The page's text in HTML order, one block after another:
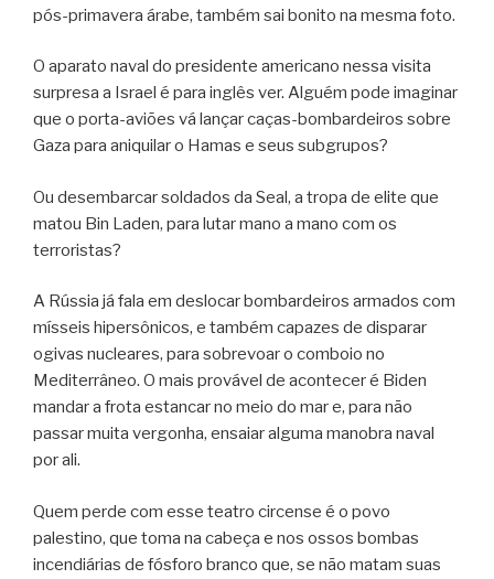
pós-primavera árabe, também sai bonito na mesma foto.
O aparato naval do presidente americano nessa visita
surpresa a Israel é para inglês ver. Alguém pode imaginar
que o porta-aviões vá lançar caças-bombardeiros sobre
Gaza para aniquilar o Hamas e seus subgrupos?
Ou desembarcar soldados da Seal, a tropa de elite que
matou Bin Laden, para lutar mano a mano com os
terroristas?
A Rússia já fala em deslocar bombardeiros armados com
mísseis hipersônicos, e também capazes de disparar
ogivas nucleares, para sobrevoar o comboio no
Mediterrâneo. O mais provável de acontecer é Biden
mandar a frota estancar no meio do mar e, para não
passar muita vergonha, ensaiar alguma manobra naval
por ali.
Quem perde com esse teatro circense é o povo
palestino, que toma na cabeça e nos ossos bombas
incendiárias de fósforo branco que, se não matam suas